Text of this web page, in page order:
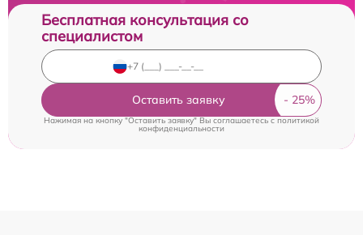
Бесплатная консультация со
специалистом
Оставить заявку
Нажимая на кнопку "Оставить заявку" Вы соглашаетесь cполитикой
конфиденциальности